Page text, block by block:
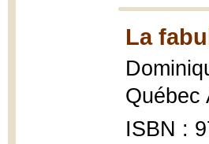
La
Québec
ISBN :